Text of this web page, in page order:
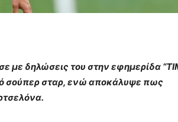
με δηλώσεις του στην εφημερίδα
σούπερ σταρ, ενώ αποκάλυψε πως